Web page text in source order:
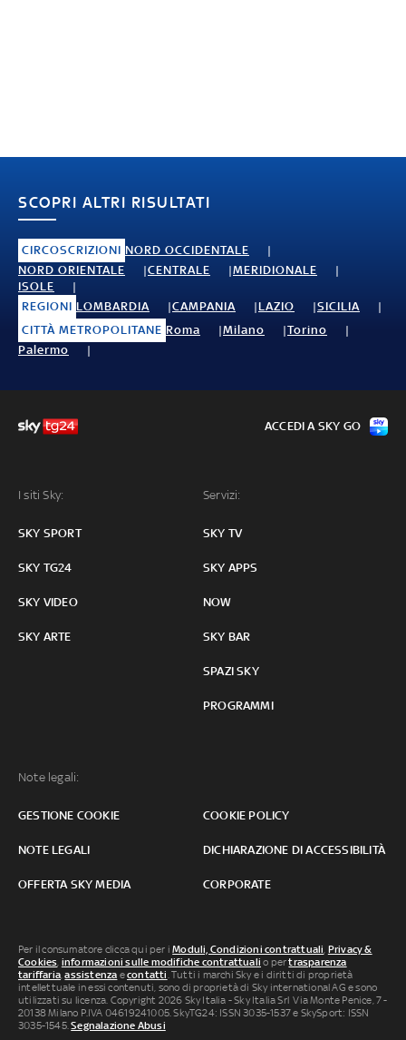
SCOPRI ALTRI RISULTATI
CIRCOSCRIZIONI NORD OCCIDENTALE
NORD ORIENTALE
CENTRALE
MERIDIONALE
ISOLE
REGIONI LOMBARDIA CAMPANIA LAZIO
SICILIA
CITTÀ METROPOLITANE Roma Milano
Torino
Palermo
I siti Sky:
SKY SPORT
SKY TG24
SKY VIDEO
SKY ARTE
Servizi:
SKY TV
SKY APPS
NOW
SKY BAR
SPAZI SKY
PROGRAMMI
Note legali:
GESTIONE COOKIE COOKIE POLICY
NOTE LEGALI DICHIARAZIONE DI ACCESSIBILITÀ
OFFERTA SKY MEDIA CORPORATE
ACCEDI A SKY GO
Per il consumatore clicca qui per iModuli, Condizioni contrattuali, Privacy &
Cookies, informazioni sulle modifiche contrattuali o pertrasparenza
tariffaria,assistenza econtatti. Tutti i marchi Sky e i diritti di proprietà
intellettuale in essi contenuti, sono di proprietà di Sky international AG e sono
utilizzati su licenza. Copyright 2026 Sky Italia - Sky Italia Srl Via Monte Penice, 7 -
20138 Milano P.IVA 04619241005. SkyTG24: ISSN 3035-1537 e SkySport: ISSN
3035-1545.Segnalazione Abusi